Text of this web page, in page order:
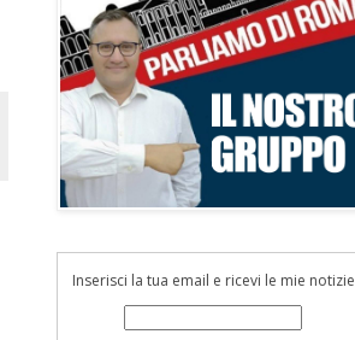
Inserisci la tua email e ricevi le mie notizie